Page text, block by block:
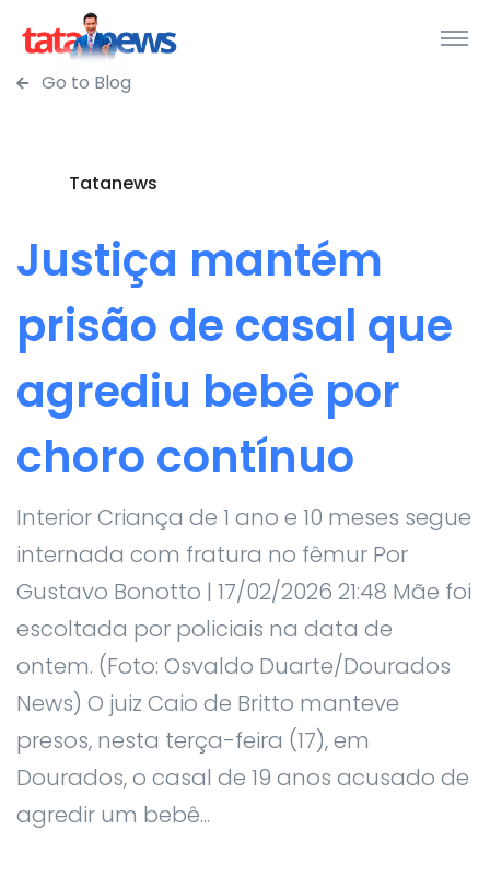
Go to Blog
Tatanews
Justiça mantém
prisão de casal que
agrediu bebê por
choro contínuo
Interior Criança de 1 ano e 10 meses segue
internada com fratura no fêmur Por
Gustavo Bonotto | 17/02/2026 21:48 Mãe foi
escoltada por policiais na data de
ontem. (Foto: Osvaldo Duarte/Dourados
News) O juiz Caio de Britto manteve
presos, nesta terça-feira (17), em
Dourados, o casal de 19 anos acusado de
agredir um bebê...